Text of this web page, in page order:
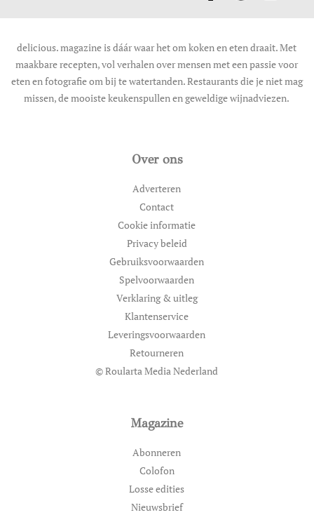
delicious. magazine is dáár waar het om koken en eten draait. Met
maakbare recepten, vol verhalen over mensen met een passie voor
eten en fotografie om bij te watertanden. Restaurants die je niet mag
missen, de mooiste keukenspullen en geweldige wijnadviezen.
Over ons
Adverteren
Contact
Cookie informatie
Privacy beleid
Gebruiksvoorwaarden
Spelvoorwaarden
Verklaring & uitleg
Klantenservice
Leveringsvoorwaarden
Retourneren
© Roularta Media Nederland
Magazine
Abonneren
Colofon
Losse edities
Nieuwsbrief